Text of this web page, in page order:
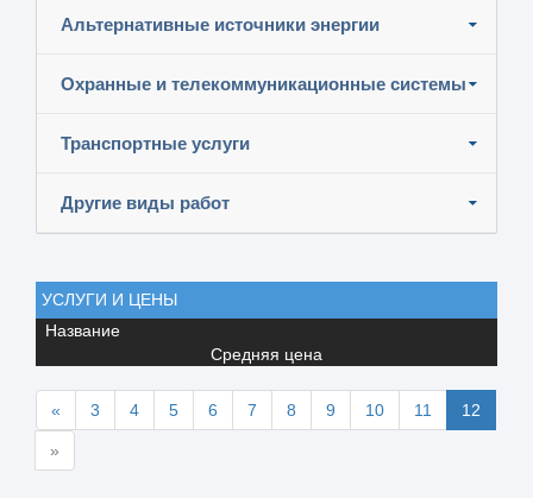
Альтернативные источники энергии
Охранные и телекоммуникационные системы
Транспортные услуги
Другие виды работ
УСЛУГИ И ЦЕНЫ
Название
Средняя цена
« 3 4 5 6 7 8 9 10 11 12
»